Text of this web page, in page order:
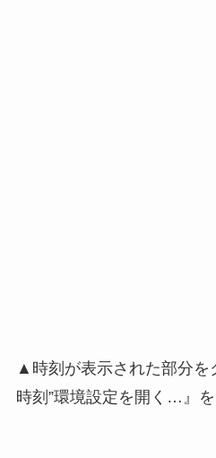
▲時刻が表示された部分を
時刻”環境設定を開く…』を